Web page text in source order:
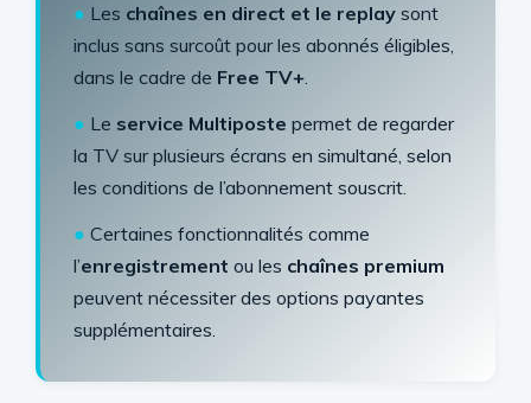
● Les chaînes en direct et le replay sont
inclus sans surcoût pour les abonnés éligibles,
dans le cadre de Free TV+.
● Le service Multiposte permet de regarder
la TV sur plusieurs écrans en simultané, selon
les conditions de l’abonnement souscrit.
● Certaines fonctionnalités comme
l’enregistrement ou les chaînes premium
peuvent nécessiter des options payantes
supplémentaires.